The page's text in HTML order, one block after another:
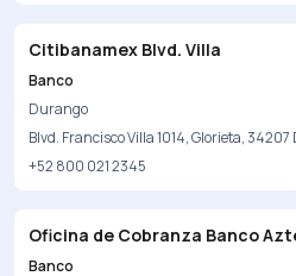
Citibanamex Blvd. Villa
Banco
Durango
Blvd. Francisco Villa 1014, Glorieta,
+52 800 021 2345
Oficina de Cobranza Banco
Banco